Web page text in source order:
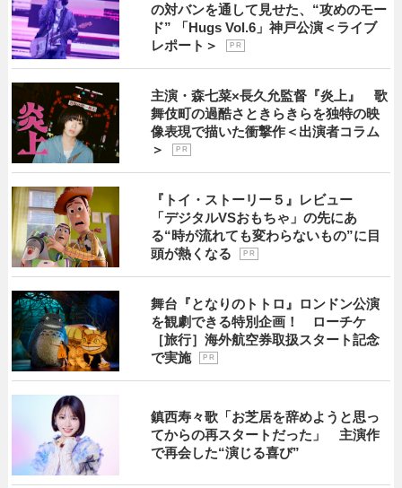
の対バンを通して見せた、“攻めのモー
ド” 「Hugs Vol.6」神戸公演＜ライブ
レポート＞
P R
主演・森七菜×長久允監督『炎上』 歌
舞伎町の過酷さときらきらを独特の映
像表現で描いた衝撃作＜出演者コラム
＞
P R
『トイ・ストーリー５』レビュー
「デジタルVSおもちゃ」の先にあ
る“時が流れても変わらないもの”に目
頭が熱くなる
P R
舞台『となりのトトロ』ロンドン公演
を観劇できる特別企画！ ローチケ
［旅行］海外航空券取扱スタート記念
で実施
P R
鎮西寿々歌「お芝居を辞めようと思っ
てからの再スタートだった」 主演作
で再会した“演じる喜び”